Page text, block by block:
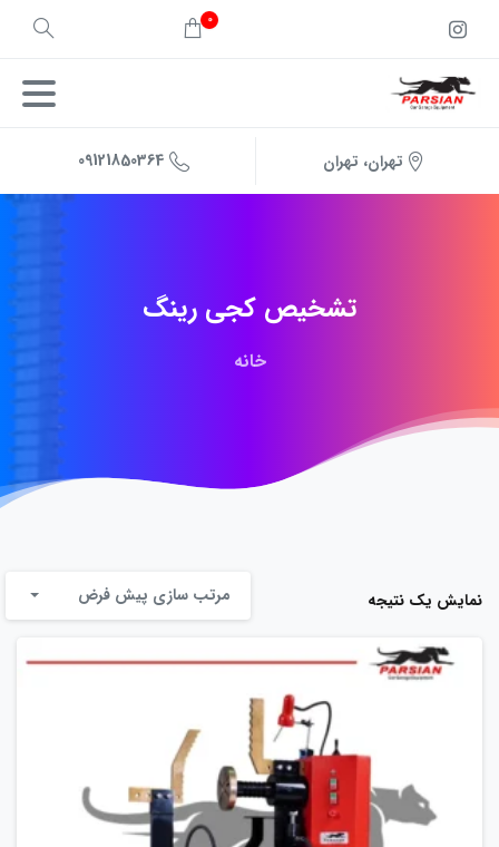
0
تهران، تهران 09121850364
تشخیص کجی رینگ
خانه
نمایش یک نتیجه مرتب سازی پیش فرض